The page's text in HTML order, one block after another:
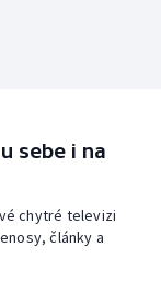
sebe i na
chytré televizi
články a